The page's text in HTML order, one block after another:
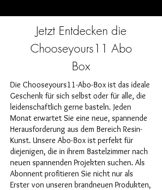
Jetzt Entdecken die
Chooseyours11 Abo
Box
Die Chooseyours11-Abo-Box ist das ideale
Geschenk für sich selbst oder für alle, die
leidenschaftlich gerne basteln. Jeden
Monat erwartet Sie eine neue, spannende
Herausforderung aus dem Bereich Resin-
Kunst. Unsere Abo-Box ist perfekt für
diejenigen, die in ihrem Bastelzimmer nach
neuen spannenden Projekten suchen. Als
Abonnent profitieren Sie nicht nur als
Erster von unseren brandneuen Produkten,